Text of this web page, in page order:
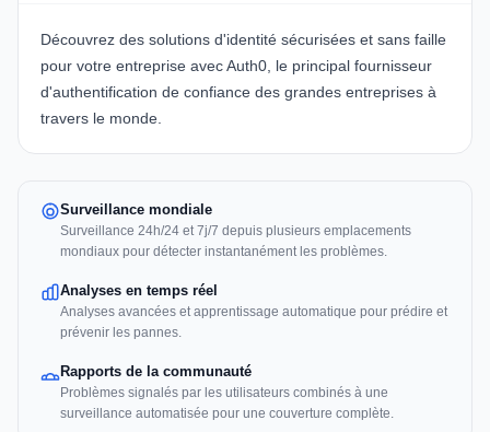
Découvrez des solutions d'identité sécurisées et sans faille
pour votre entreprise avecAuth0, le principal fournisseur
d'authentification de confiance des grandes entreprises à
travers le monde.
Surveillance mondiale
Surveillance 24h/24 et 7j/7 depuis plusieurs emplacements
mondiaux pour détecter instantanément les problèmes.
Analyses en temps réel
Analyses avancées et apprentissage automatique pour prédire et
prévenir les pannes.
Rapports de la communauté
Problèmes signalés par les utilisateurs combinés à une
surveillance automatisée pour une couverture complète.